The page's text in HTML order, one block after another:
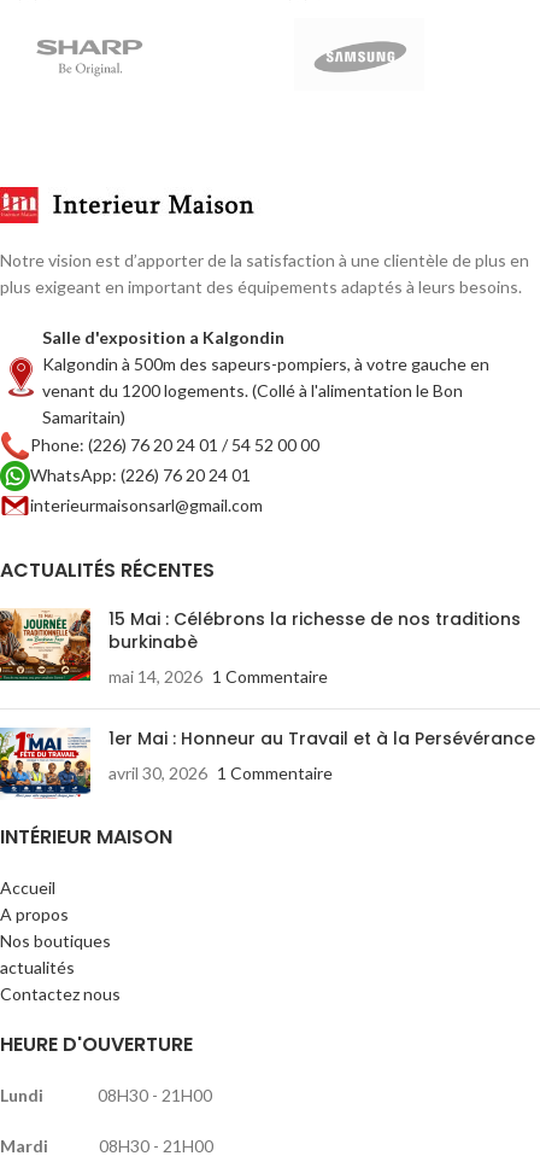
Notre vision est d’apporter de la satisfaction à une clientèle de plus en
plus exigeant en important des équipements adaptés à leurs besoins.
Salle d'exposition a Kalgondin
Kalgondin à 500m des sapeurs-pompiers, à votre gauche en
venant du 1200 logements. (Collé à l'alimentation le Bon
Samaritain)
Phone: (226) 76 20 24 01 / 54 52 00 00
WhatsApp: (226) 76 20 24 01
interieurmaisonsarl@gmail.com
ACTUALITÉS RÉCENTES
15 Mai : Célébrons la richesse de nos traditions
burkinabè
mai 14, 2026 1 Commentaire
1er Mai : Honneur au Travail et à la Persévérance
avril 30, 2026 1 Commentaire
INTÉRIEUR MAISON
Accueil
A propos
Nos boutiques
actualités
Contactez nous
HEURE D'OUVERTURE
Lundi 08H30 - 21H00
Mardi 08H30 - 21H00